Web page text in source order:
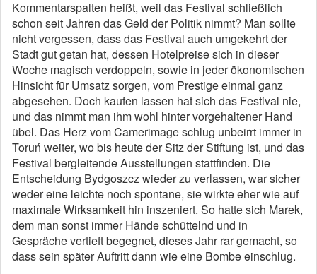
Kommentarspalten heißt, weil das Festival schließlich
schon seit Jahren das Geld der Politik nimmt? Man sollte
nicht vergessen, dass das Festival auch umgekehrt der
Stadt gut getan hat, dessen Hotelpreise sich in dieser
Woche magisch verdoppeln, sowie in jeder ökonomischen
Hinsicht für Umsatz sorgen, vom Prestige einmal ganz
abgesehen. Doch kaufen lassen hat sich das Festival nie,
und das nimmt man ihm wohl hinter vorgehaltener Hand
übel. Das Herz vom Camerimage schlug unbeirrt immer in
Toruń weiter, wo bis heute der Sitz der Stiftung ist, und das
Festival bergleitende Ausstellungen stattfinden. Die
Entscheidung Bydgoszcz wieder zu verlassen, war sicher
weder eine leichte noch spontane, sie wirkte eher wie auf
maximale Wirksamkeit hin inszeniert. So hatte sich Marek,
dem man sonst immer Hände schüttelnd und in
Gespräche vertieft begegnet, dieses Jahr rar gemacht, so
dass sein später Auftritt dann wie eine Bombe einschlug.